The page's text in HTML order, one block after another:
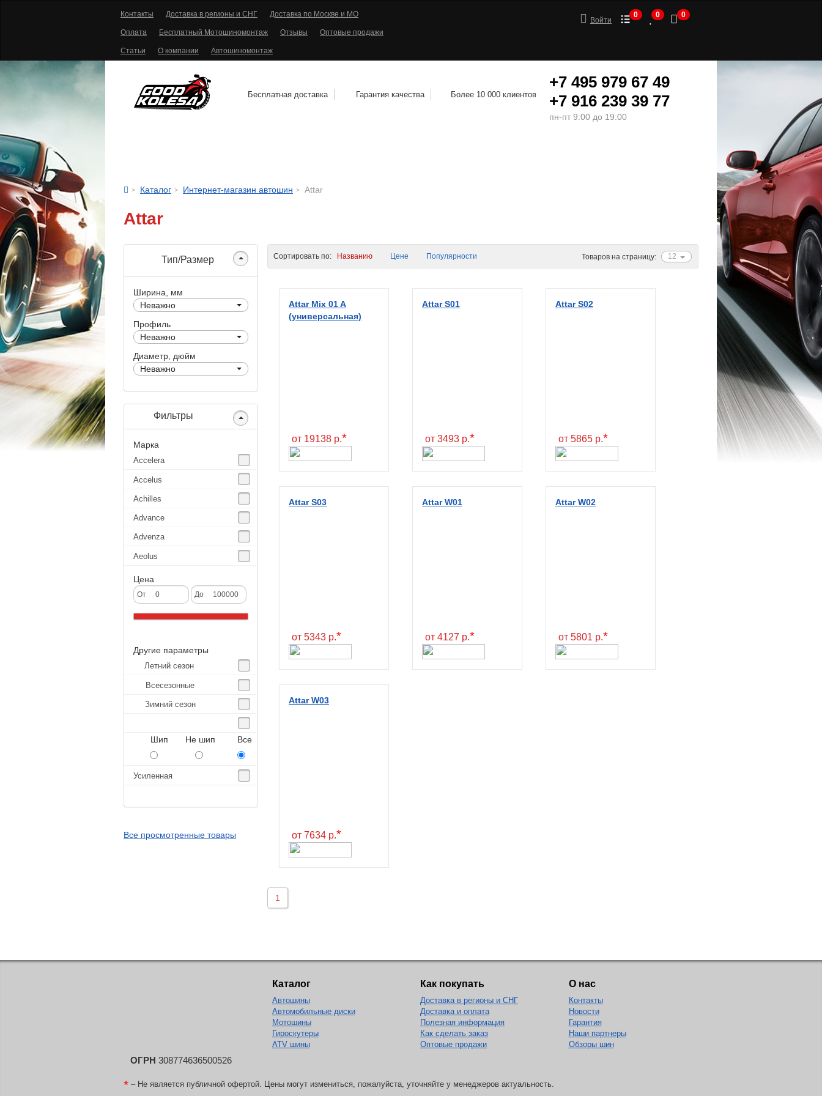
Контакты Доставка в регионы и СНГ Доставка по Москве и МО
Оплата Бесплатный Мотошиномонтаж Отзывы Оптовые продажи
Статьи О компании Автошиномонтаж
Войти
0 0 0
Бесплатная доставка Гарантия качества Более 10 000 клиентов
+7 495 979 67 49
+7 916 239 39 77
пн-пт 9:00 до 19:00
Каталог Интернет-магазин автошин Attar
Attar
Тип/Размер
Ширина, мм
Неважно
Профиль
Неважно
Диаметр, дюйм
Неважно
Фильтры
Марка
Accelera
Accelus
Achilles
Advance
Advenza
Aeolus
Agate
Agrica
Alliance
Altura
Amberstone
Amtel
Anjie
Aplus
Attar
Цена
От До
Другие параметры
Летний сезон
Всесезонные
Зимний сезон
Шип Не шип Все
Усиленная
Все просмотренные товары
12
Товаров на страницу:
Сортировать по: Названию Цене Популярности
Attar Mix 01 A
(универсальная)
от 19138 р.*
Attar S01
от 3493 р.*
Attar S02
от 5865 р.*
Attar S03
от 5343 р.*
Attar W01
от 4127 р.*
Attar W02
от 5801 р.*
Attar W03
от 7634 р.*
1
ОГРН 308774636500526
Каталог
Автошины
Автомобильные диски
Мотошины
Гироскутеры
ATV шины
Как покупать
Доставка в регионы и СНГ
Доставка и оплата
Полезная информация
Как сделать заказ
Оптовые продажи
О нас
Контакты
Новости
Гарантия
Наши партнеры
Обзоры шин
* – Не является публичной офертой. Цены могут измениться, пожалуйста, уточняйте у менеджеров актуальность.